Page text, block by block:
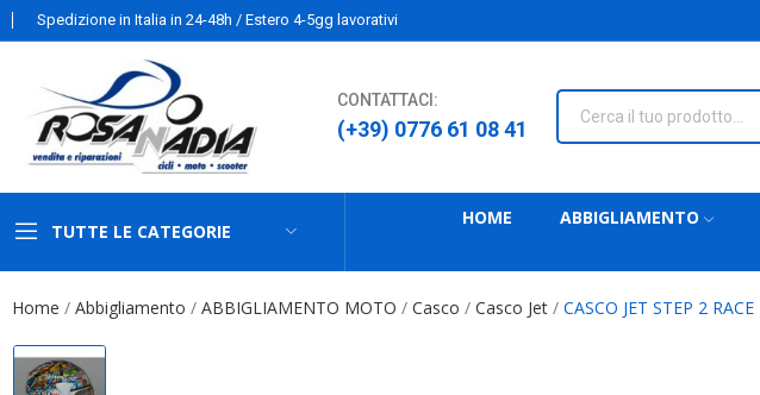
Spedizione in Italia in 24-48h / Estero 4-5gg lavorativi
CONTATTACI:
(+39) 0776 61 08 41
TUTTE LE CATEGORIE
HOME ABBIGLIAMENTO
Home Abbigliamento ABBIGLIAMENTO MOTO Casco Casco Jet CASCO JET STEP 2 RACE